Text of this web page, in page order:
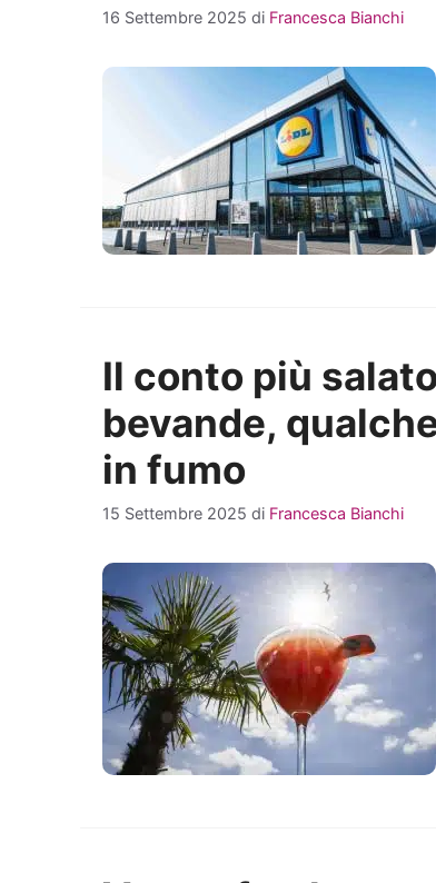
16 Settembre 2025 di Francesca Bianchi
Il conto più
bevande,
in fumo
15 Settembre 2025 di Francesca Bianchi